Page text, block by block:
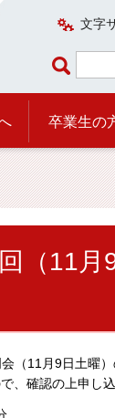
文字
卒業生の
（11月
（11月9日土曜
、確認の上申し